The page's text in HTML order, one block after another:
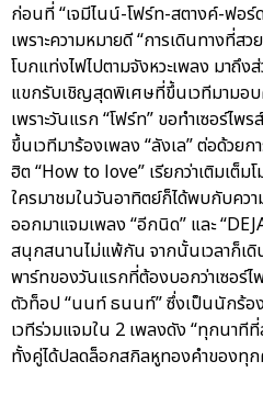
ก่อนที่ “เจมีไนน์-โฟร์ท-สตางค์-ฟอร์ด
เพราะความหมายดี “การเดินทางที่
โบกแท่งไฟไปตามจังหวะเพลง มาถึ
แขกรับเชิญสุดพิเศษที่ขึ้นเวทีมาม
เพราะวันแรก “โฟร์ท” ขอทำเซอร์ไพ
ขึ้นเวทีมาร้องเพลง “ลังเล” ต่อด้วย
ฮิต “How to love” เรียกว่าเติมเต็ม
ใครมาชมในวันอาทิตย์ก็ได้พบกับคว
ออกมาแจมเพลง “อีกนิด” และ
สนุกสนานไม่แพ้กัน จากนั้นเวลาก็เดิ
พาร์ทของวันแรกที่ต้องบอกว่าเซอร์
ตัวท็อป “นนท์ ธนนท์” ซึ่งเป็นนักร้อ
เวทีร่วมแจมใน 2 เพลงดัง “ทุกนาที
ทั้งคู่ได้ปลดล็อกสกิลหูทองคำขอ